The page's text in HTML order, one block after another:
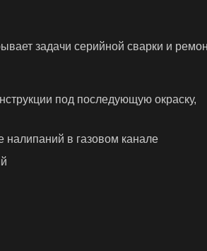
задачи серийной сварки и
под последующую окраску,
налипаний в газовом канале